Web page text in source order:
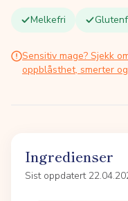
Melkefri
Sensitiv mage? Sjekk
oppblåsthet, smerter
Ingredienser
Sist oppdatert